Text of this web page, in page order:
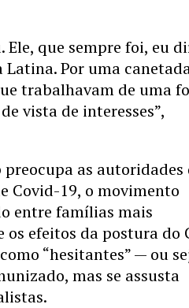
Ele, que sempre foi, eu
Por uma
trabalhavam de uma
vista de interesses”,
as autoridades
Covid-19, o movimento
entre famílias mais
efeitos da postura do
“hesitantes” — ou
mas se assusta